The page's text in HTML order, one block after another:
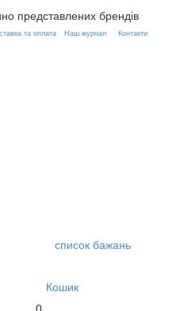
представлених брендів
та оплата Наш журнал Контакти
список бажань
Кошик